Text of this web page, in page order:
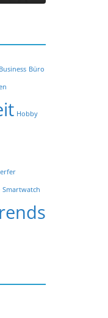
Business Büro
Hobby
Smartwatch